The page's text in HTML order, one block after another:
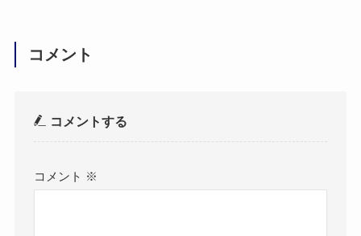
コメント
コメントする
コメント ※